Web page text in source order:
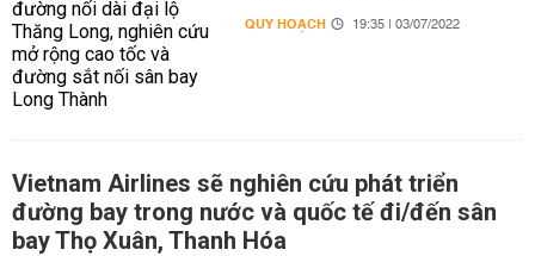
QUY HOẠCH 19:35 | 03/07/2022
Vietnam Airlines sẽ nghiên cứu phát triển
đường bay trong nước và quốc tế đi/đến sân
bay Thọ Xuân, Thanh Hóa